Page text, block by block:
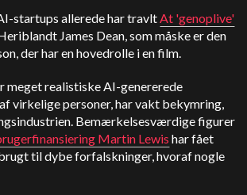
startups allerede har travltAt 'genoplive'
James Dean, som måske er den
der har en hovedrolle i en film.
meget realistiske AI-genererede
virkelige personer, har vakt bekymring,
Bemærkelsesværdige figurer
Martin Lewis har fået
til dybe forfalskninger, hvoraf nogle